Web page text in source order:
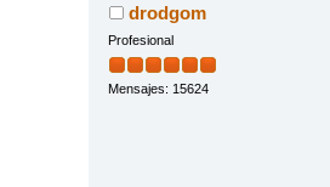
drodgom
Profesional
Mensajes: 15624